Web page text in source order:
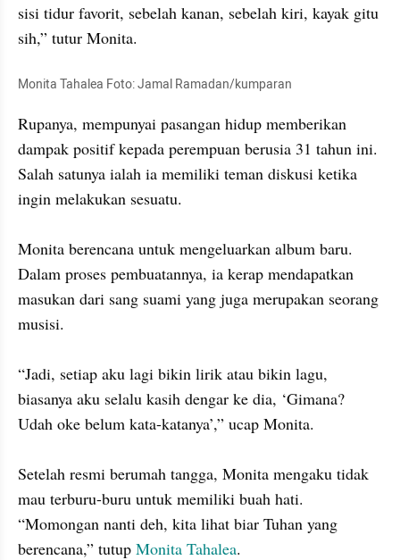
sisi tidur favorit, sebelah kanan, sebelah kiri, kayak gitu
sih,” tutur Monita.
Monita Tahalea Foto: Jamal Ramadan/kumparan
Rupanya, mempunyai pasangan hidup memberikan
dampak positif kepada perempuan berusia 31 tahun ini.
Salah satunya ialah ia memiliki teman diskusi ketika
ingin melakukan sesuatu.
Monita berencana untuk mengeluarkan album baru.
Dalam proses pembuatannya, ia kerap mendapatkan
masukan dari sang suami yang juga merupakan seorang
musisi.
“Jadi, setiap aku lagi bikin lirik atau bikin lagu,
biasanya aku selalu kasih dengar ke dia, ‘Gimana?
Udah oke belum kata-katanya’,” ucap Monita.
Setelah resmi berumah tangga, Monita mengaku tidak
mau terburu-buru untuk memiliki buah hati.
“Momongan nanti deh, kita lihat biar Tuhan yang
berencana,” tutup Monita Tahalea.